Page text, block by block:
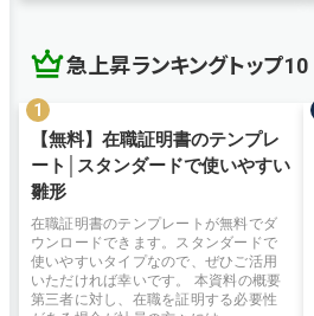
急上昇ランキングトップ10
【無料】在職証明書のテンプレ
ート│スタンダードで使いやすい
雛形
在職証明書のテンプレートが無料でダ
ウンロードできます。スタンダードで
使いやすいタイプなので、ぜひご活用
いただければ幸いです。 本資料の概要
第三者に対し、在職を証明する必要性